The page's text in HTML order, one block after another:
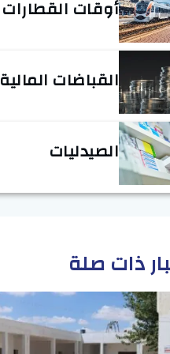
أوقات القطارات
القباضات المالية
الصيدليات
ذات صلة